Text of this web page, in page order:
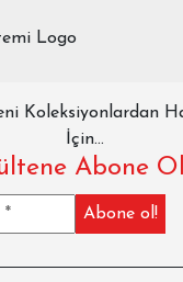
Koleksiyonlardan
İçin...
Abone